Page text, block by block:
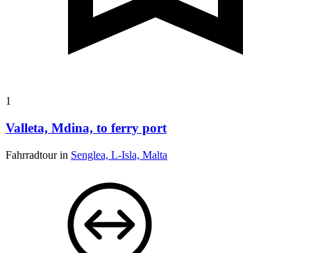
1
Valleta, Mdina, to ferry port
Fahrradtour in Senglea, L-Isla, Malta